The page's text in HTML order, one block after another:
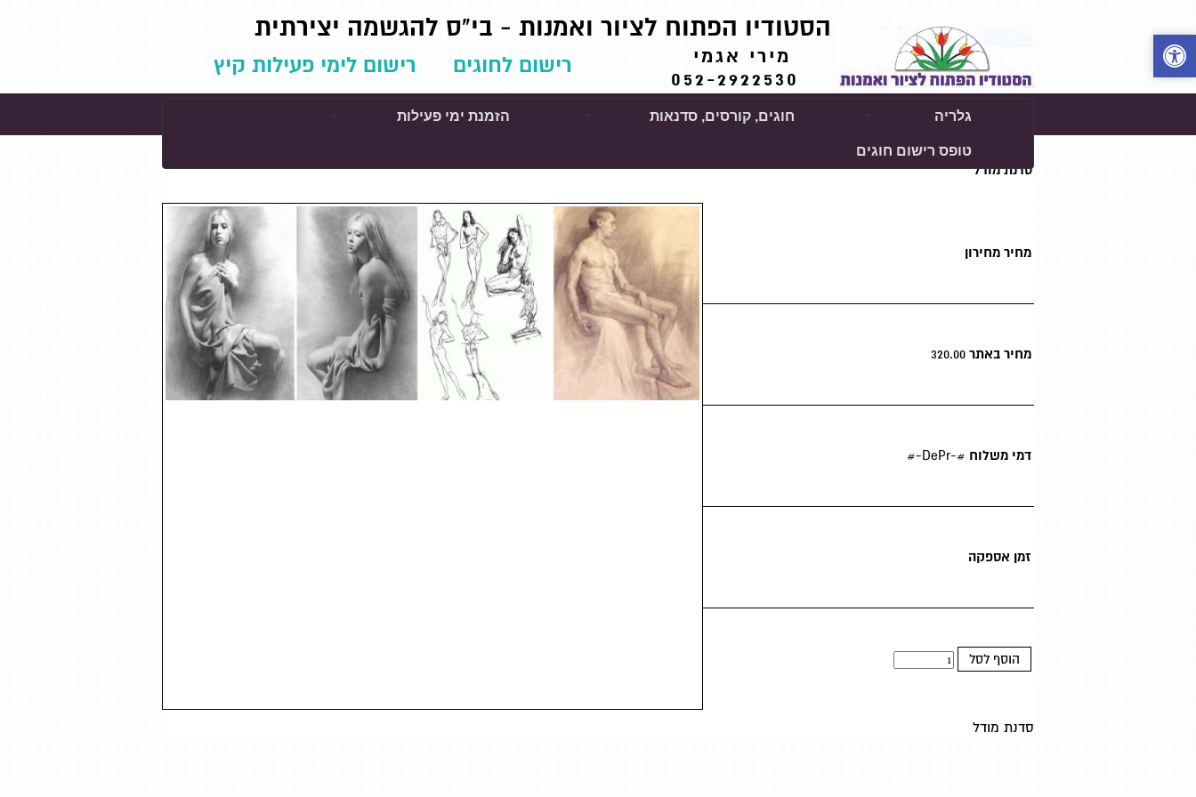
מירי אגמי
052-2922530
הסטודיו הפתוח לציור ואמנות - בי"ס להגשמה יצירתית
רישום לחוגים רישום לימי פעילות קיץ
גלריה חוגים, קורסים, סדנאות הזמנת ימי פעילות
טופס רישום חוגים
יסודות הרישום והציור, איור, קומיקס, ציור מודל
סדנת מודל
מחיר מחירון
מחיר באתר 320.00
דמי משלוח #-DePr-#
זמן אספקה
הוסף לסל
סדנת מודל